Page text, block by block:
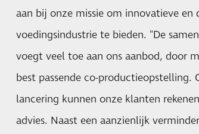
aan bij onze missie om innovatieve
voedingsindustrie te bieden. "De
voegt veel toe aan ons aanbod, door
best passende co-productieopstelling.
lancering kunnen onze klanten
advies. Naast een aanzienlijk